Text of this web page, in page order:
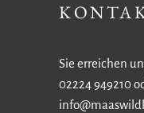
Sie erreichen
02224 949210